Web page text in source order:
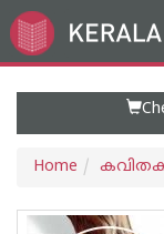
Go
to
Home